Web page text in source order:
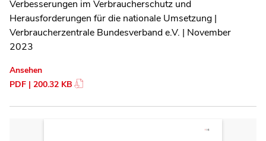
Verbesserungen im Verbraucherschutz und
Herausforderungen für die nationale Umsetzung |
Verbraucherzentrale Bundesverband e.V. | November
2023
Ansehen
PDF | 200.32 KB